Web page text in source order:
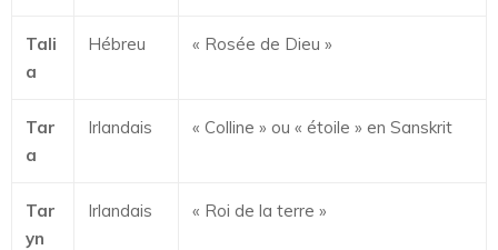
Tali
a
Hébreu « Rosée de Dieu »
Tar
a
Irlandais « Colline » ou « étoile » en Sanskrit
Tar
yn
Irlandais « Roi de la terre »